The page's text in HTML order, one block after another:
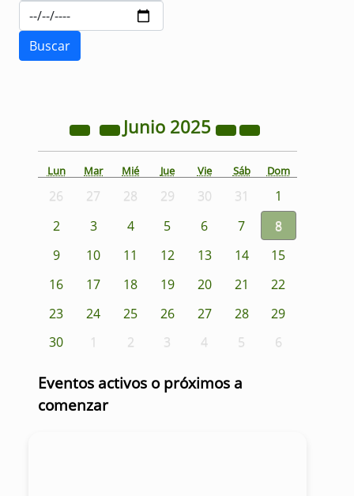
Junio 2025
Lun Mar Mié Jue Vie Sáb Dom
26 27 28 29 30 31
1
2
3 4 5 6 7
8
9
10 11 12 13 14
15
16
17 18 19 20 21
22
23
24 25 26 27 28
29
30
1 2 3 4 5 6
Eventos activos o próximos a
comenzar